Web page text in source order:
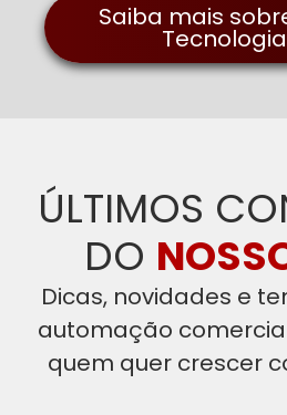
Saiba mais
Tecnologia
ÚLTIMOS
DO
Dicas, novidades e
automação
quem quer crescer